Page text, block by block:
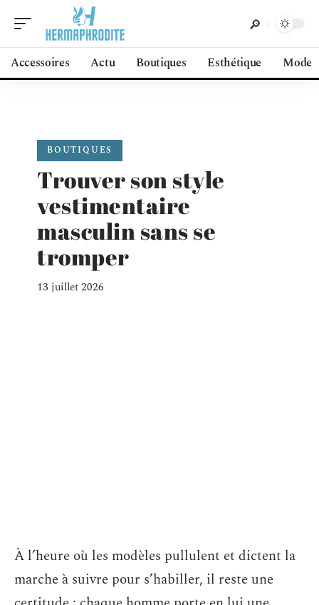
Accessoires Actu Boutiques Esthétique Mode
BOUTIQUES
Trouver son style
vestimentaire
masculin sans se
tromper
13 juillet 2026
À l’heure où les modèles pullulent et dictent la
marche à suivre pour s’habiller, il reste une